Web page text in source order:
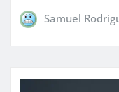
Samuel